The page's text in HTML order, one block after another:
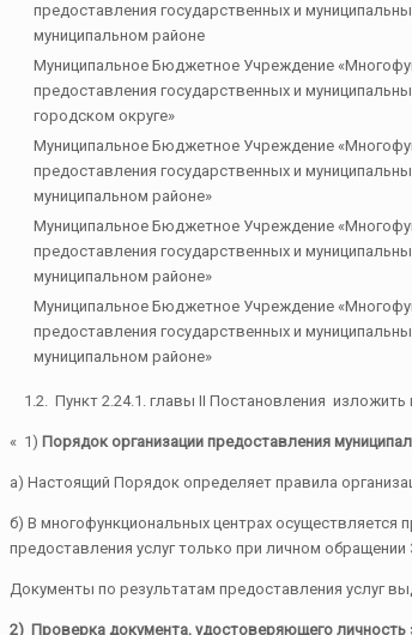
предоставления государственных и
муниципальном районе
Муниципальное Бюджетное Учреждение
предоставления государственных и
городском округе»
Муниципальное Бюджетное Учреждение
предоставления государственных и
муниципальном районе»
Муниципальное Бюджетное Учреждение
предоставления государственных и
муниципальном районе»
Муниципальное Бюджетное Учреждение
предоставления государственных и
муниципальном районе»
1.2. Пункт 2.24.1. главы II Постановления
« 1) Порядок организации предоставления
а) Настоящий Порядок определяет правила
б) В многофункциональных центрах осуществляется
предоставления услуг только при личном
Документы по результатам предоставления услуг
2) Проверка документа, удостоверяющего личность